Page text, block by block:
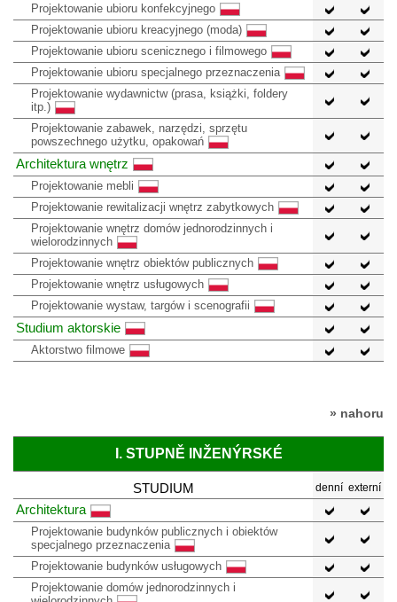
Projektowanie ubioru konfekcyjnego
Projektowanie ubioru kreacyjnego (moda)
Projektowanie ubioru scenicznego i filmowego
Projektowanie ubioru specjalnego przeznaczenia
Projektowanie wydawnictw (prasa, książki, foldery
itp.)
Projektowanie zabawek, narzędzi, sprzętu
powszechnego użytku, opakowań
Architektura wnętrz
Projektowanie mebli
Projektowanie rewitalizacji wnętrz zabytkowych
Projektowanie wnętrz domów jednorodzinnych i
wielorodzinnych
Projektowanie wnętrz obiektów publicznych
Projektowanie wnętrz usługowych
Projektowanie wystaw, targów i scenografii
Studium aktorskie
Aktorstwo filmowe
» nahoru
I. STUPNĚ INŽENÝRSKÉ
STUDIUM denní externí
Architektura
Projektowanie budynków publicznych i obiektów
specjalnego przeznaczenia
Projektowanie budynków usługowych
Projektowanie domów jednorodzinnych i